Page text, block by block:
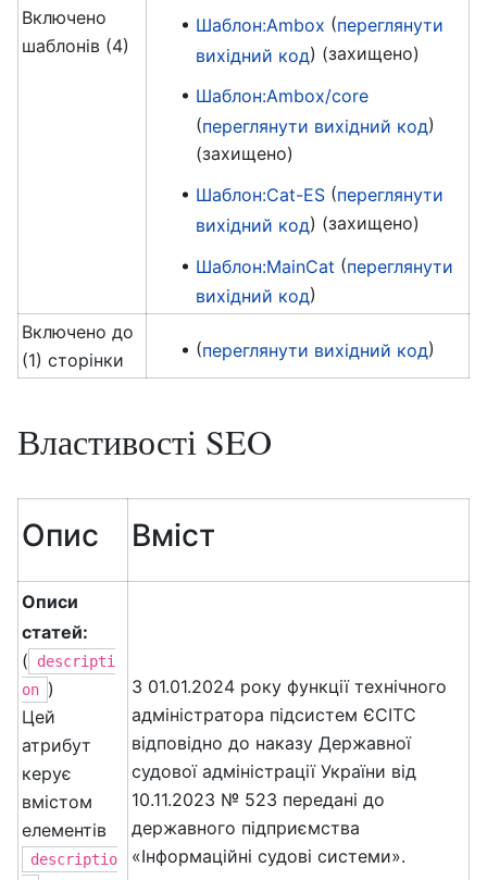
Включено
шаблонів (4)
Шаблон:Ambox (переглянути
вихідний код) (захищено)
Шаблон:Ambox/core
(переглянути вихідний код)
(захищено)
Шаблон:Cat-ES(переглянути
вихідний код) (захищено)
Шаблон:MainCat (переглянути
вихідний код)
Включено до
(1) сторінки
(переглянути вихідний код)
Властивості SEO
Опис Вміст
Описи
статей:
(
descripti
on )
Цей
атрибут
керує
вмістом
елементів
descriptio
З 01.01.2024 року функції технічного
адміністратора підсистем ЄСІТС
відповідно до наказу Державної
судової адміністрації України від
10.11.2023 № 523 передані до
державного підприємства
«Інформаційні судові системи».